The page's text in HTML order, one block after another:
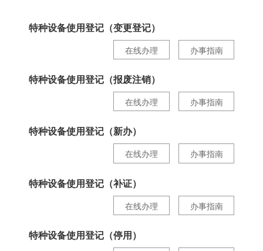
特种设备使用登记（变更登记）
办事指南
在线办理
特种设备使用登记（报废注销）
办事指南
在线办理
特种设备使用登记（新办）
办事指南
在线办理
特种设备使用登记（补证）
办事指南
在线办理
特种设备使用登记（停用）